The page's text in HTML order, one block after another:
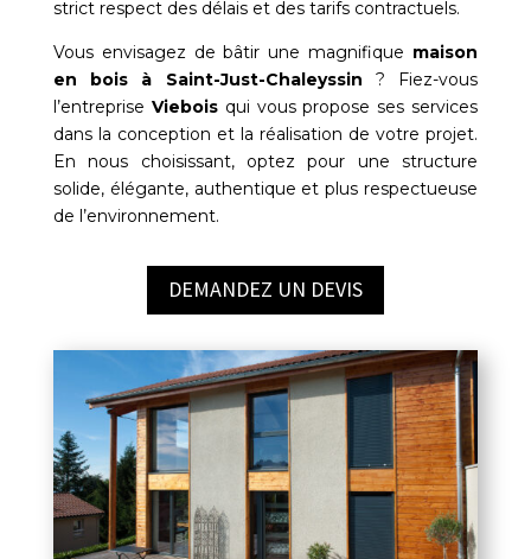
strict respect des délais et des tarifs contractuels.
Vous envisagez de bâtir une magnifique maison
en bois à
Saint-Just-Chaleyssin ? Fiez-vous
l’entreprise Vieboisqui vous propose ses services
dans la conception et la réalisation de votre projet.
En nous choisissant, optez pour une structure
solide, élégante, authentique et plus respectueuse
de l’environnement.
DEMANDEZ UN DEVIS